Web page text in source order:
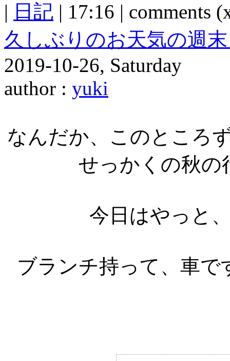
| 日記 | 17:16 | comments
久しぶりのお天気の週
2019-10-26, Saturday
author : yuki
なんだか、このところ
せっかくの秋の
今日はやっと
ブランチ持って、車